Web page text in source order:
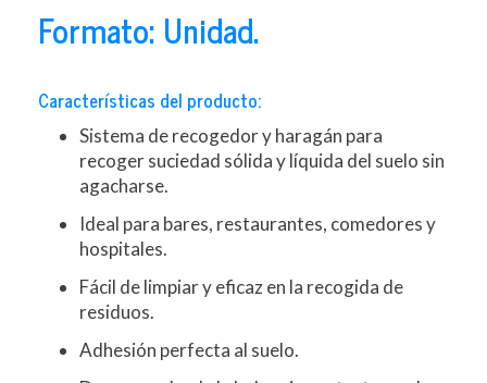
Formato: Unidad.
Características del producto:
Sistema de recogedor y haragán para
recoger suciedad sólida y líquida del suelo sin
agacharse.
Ideal para bares, restaurantes, comedores y
hospitales.
Fácil de limpiar y eficaz en la recogida de
residuos.
Adhesión perfecta al suelo.